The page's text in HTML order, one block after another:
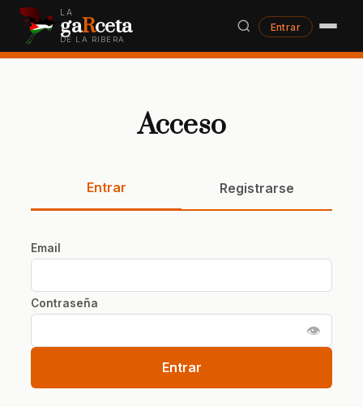
LA
gaRceta
DE LA RIBERA
Entrar
Acceso
Entrar Registrarse
Email
Contraseña
👁
Entrar